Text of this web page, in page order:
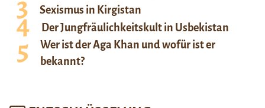
Sexismus in Kirgistan
Der Jungfräulichkeitskult in Usbekistan
Wer ist der Aga Khan und wofür ist er
bekannt?